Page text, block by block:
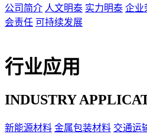
公司简介 人文明泰 实力明泰 企业
会责任 可持续发展
行业应用
INDUSTRY
新能源材料 金属包装材料 交通运